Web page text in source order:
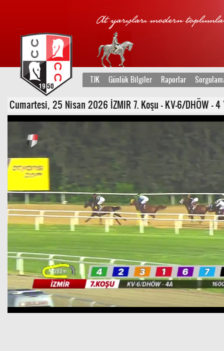
TJK Günlük Bilgiler Raporlar
Cumartesi, 25 Nisan 2026 İZMIR 7. Koşu - KV-6/DHÖW - 4